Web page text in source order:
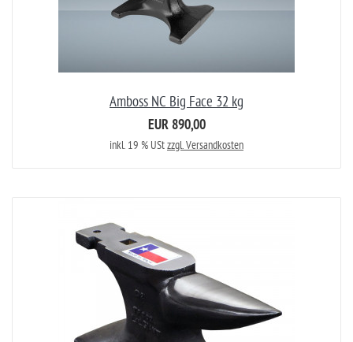
Amboss NC Big Face 32 kg
EUR 890,00
inkl. 19 % UStzzgl. Versandkosten